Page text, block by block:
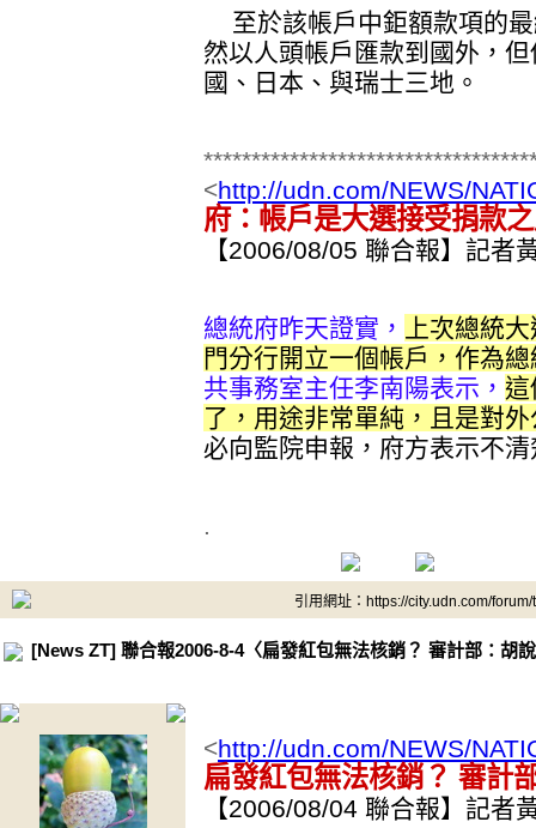
至於該帳戶中鉅額款項的
然以人頭帳戶匯款到國外，
國、日本、與瑞士三地。
<http://udn.com/NEWS/
府：帳戶是大選接受捐款
【2006/08/05 聯合報】記者
總統府昨天證實，
上次總統
門分行開立一個帳戶，作為
共事務室主任李南陽表示， 這
了，用途非常單純，且是對
必向監院申報，府方表示不
.
引用網址：https://city.udn.com/
[News ZT] 聯合報2006-8-4〈扁發紅包無法核銷？ 審計部：胡
<http://udn.com/NEWS/
扁發紅包無法核銷？ 審計
【2006/08/04 聯合報】記者